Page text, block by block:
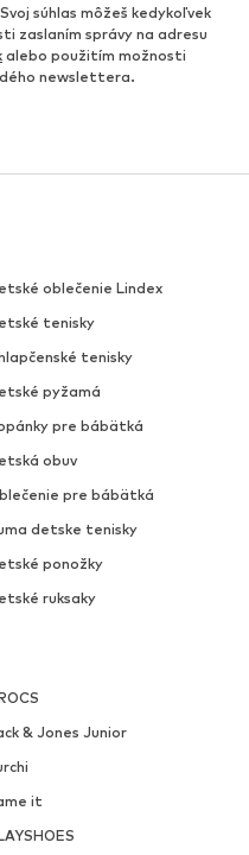
súhlas môžeš kedykoľvek
zaslaním správy na adresu
alebo použitím možnosti
newslettera.
oblečenie Lindex
tenisky
tenisky
pyžamá
pre bábätká
obuv
pre bábätká
detske tenisky
ponožky
ruksaky
& Jones Junior
it